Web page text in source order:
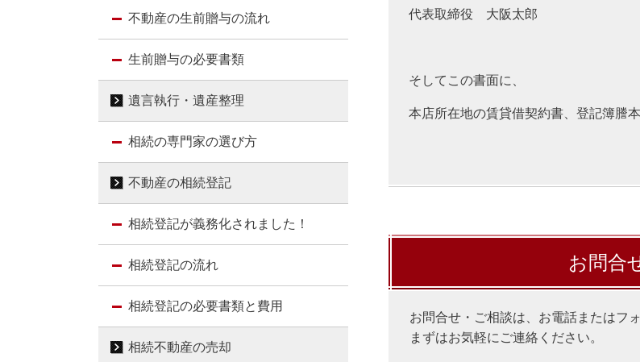
代表取締役 大阪太郎
そしてこの書面に、
本店所在地の賃貸借契約書、登記簿謄
お問合
お問合せ・ご相談は、お電話またはフ
まずはお気軽にご連絡ください。
不動産の生前贈与の流れ
生前贈与の必要書類
遺言執行・遺産整理
相続の専門家の選び方
不動産の相続登記
相続登記が義務化されました！
相続登記の流れ
相続登記の必要書類と費用
相続不動産の売却